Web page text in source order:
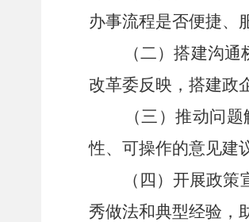
办事流程是否便捷、
（二）搭建沟通
改革委反映 ，搭建政
（三）推动问题
性、可操作的意见建
（四）开展政策
秀做法和典型经验，